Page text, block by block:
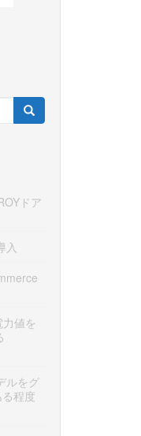
ドア
入
値を
ルをグ
程度